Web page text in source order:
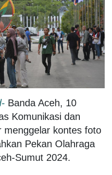
Banda Aceh, 10
Komunikasi dan
menggelar kontes foto
Pekan Olahraga
Sumut 2024.